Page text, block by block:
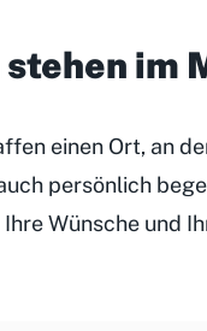
stehen
einen Ort, an
persönlich
Wünsche und